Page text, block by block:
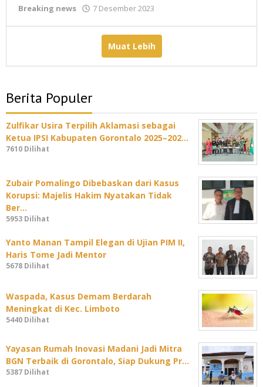
Breaking news 7 Desember 2023
Ahmad
Muat Lebih
Berita Populer
Zulfikar Usira Terpilih Aklamasi sebagai
Ketua IPSI Kabupaten Gorontalo 2025–202…
7610 Dilihat
Zubair Pomalingo Dibebaskan dari Kasus
Korupsi: Majelis Hakim Nyatakan Tidak
Ber…
5953 Dilihat
Yanto Manan Tampil Elegan di Ujian PIM II,
Haris Tome Jadi Mentor
5678 Dilihat
Waspada, Kasus Demam Berdarah
Meningkat di Kec. Limboto
5440 Dilihat
Yayasan Rumah Inovasi Madani Jadi Mitra
BGN Terbaik di Gorontalo, Siap Dukung Pr…
5387 Dilihat